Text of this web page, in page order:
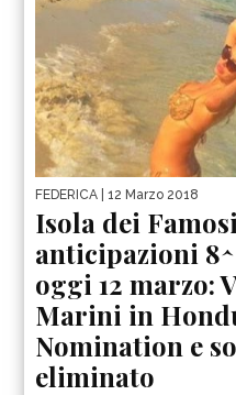
FEDERICA | 12 Marzo 2018
Isola dei
anticipazioni
oggi 12 marzo:
Marini in
Nomination e
eliminato